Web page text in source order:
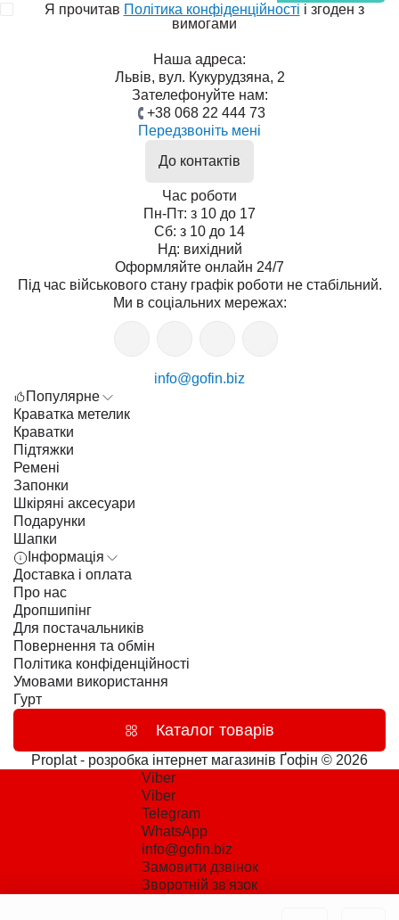
Я прочитав Політика конфіденційності і згоден з
вимогами
Наша адреса:
Львів, вул. Кукурудзяна, 2
Зателефонуйте нам:
+38 068 22 444 73
Передзвоніть мені
До контактів
Час роботи
Пн-Пт: з 10 до 17
Сб: з 10 до 14
Нд: вихідний
Оформляйте онлайн 24/7
Під час військового стану графік роботи не стабільний.
Ми в соціальних мережах:
info@gofin.biz
Популярне
Краватка метелик
Краватки
Підтяжки
Ремені
Запонки
Шкіряні аксесуари
Подарунки
Шапки
Інформація
Доставка і оплата
Про нас
Дропшипінг
Для постачальників
Повернення та обмін
Політика конфіденційності
Умовами використання
Гурт
Каталог товарів
Proplat - розробка інтернет магазинів Ґофін © 2026
Viber
Viber
Telegram
WhatsApp
info@gofin.biz
Замовити дзвінок
Зворотній зв'язок